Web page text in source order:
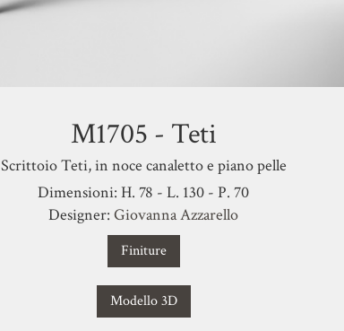
M1705 - Teti
Scrittoio Teti, in noce canaletto e piano pelle
Dimensioni: H. 78 - L. 130 - P. 70
Designer: Giovanna Azzarello
Finiture
Modello 3D